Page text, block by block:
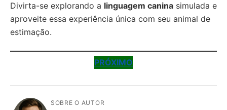
Divirta-se explorando a linguagem canina simulada e
aproveite essa experiência única com seu animal de
estimação.
PRÓXIMO
SOBRE O AUTOR